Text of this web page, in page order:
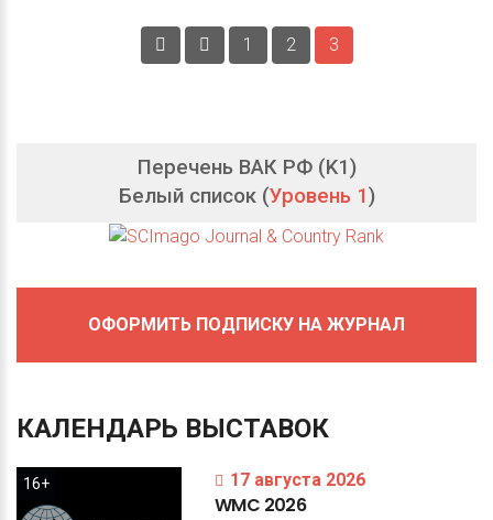
1 2 3
Перечень ВАК РФ (K1)
Белый список (Уровень 1)
ОФОРМИТЬ ПОДПИСКУ НА ЖУРНАЛ
КАЛЕНДАРЬ ВЫСТАВОК
16+ 17 августа 2026
WMC 2026